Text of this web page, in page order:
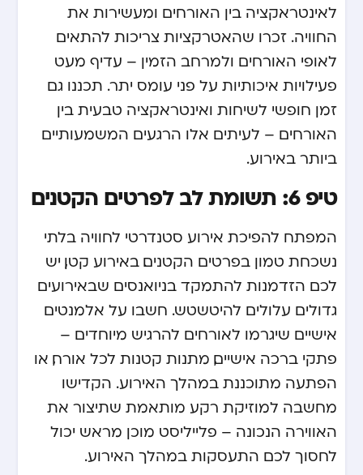
לאינטראקציה בין האורחים ומעשירות את
החוויה. זכרו שהאטרקציות צריכות להתאים
לאופי האורחים ולמרחב הזמין – עדיף מעט
פעילויות איכותיות על פני עומס יתר. תכננו גם
זמן חופשי לשיחות ואינטראקציה טבעית בין
האורחים – לעיתים אלו הרגעים המשמעותיים
ביותר באירוע.
טיפ 6: תשומת לב לפרטים הקטנים
המפתח להפיכת אירוע סטנדרטי לחוויה בלתי
נשכחת טמון בפרטים הקטנים. באירוע קטן, יש
לכם הזדמנות להתמקד בניואנסים שבאירועים
גדולים עלולים להיטשטש. חשבו על אלמנטים
אישיים שיגרמו לאורחים להרגיש מיוחדים –
פתקי ברכה אישיים, מתנות קטנות לכל אורח, או
הפתעה מתוכננת במהלך האירוע. הקדישו
מחשבה למוזיקת רקע מותאמת שתיצור את
האווירה הנכונה – פלייליסט מוכן מראש יכול
לחסוך לכם התעסקות במהלך האירוע.